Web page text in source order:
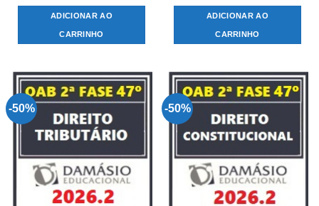
original
era:
R$199,00.
ADICIONAR AO
CARRINHO
original
era:
R$199,00.
ADICIONAR AO
CARRINHO
-50% -50%